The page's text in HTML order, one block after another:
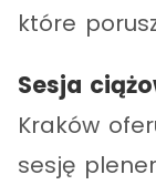
które
Sesja
Kraków
sesję